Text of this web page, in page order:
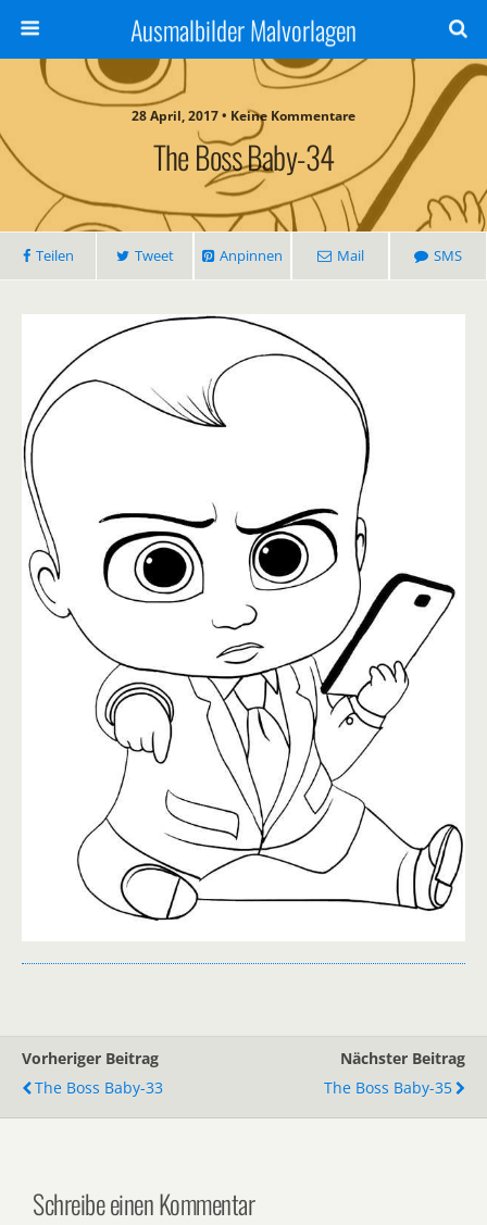
Ausmalbilder Malvorlagen
28 April, 2017 • Keine Kommentare
The Boss Baby-34
Teilen Tweet Anpinnen Mail SMS
Vorheriger Beitrag
The Boss Baby-33
Nächster Beitrag
The Boss Baby-35
Schreibe einen Kommentar